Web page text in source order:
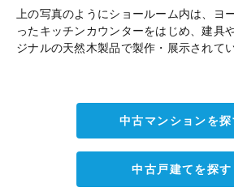
上の写真のようにショールーム内は、ヨ
ったキッチンカウンターをはじめ、建具
ジナルの天然木製品で製作・展示されてい
中古マンションを探
中古戸建てを探す